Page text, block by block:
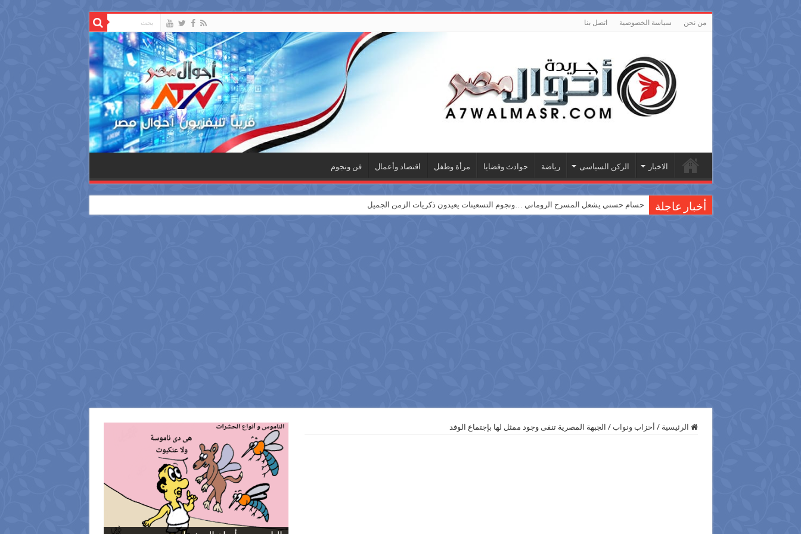
من نحن سياسة الخصوصية اتصل بنا
الاخبار الركن السياسى رياضة حوادث وقضايا مرأة وطفل اقتصاد وأعمال فن ونجوم
أخبار عاجلة حسام حسني يشعل المسرح الروماني …ونجوم التسعينات يعيدون ذكريات الزمن الجميل
الرئيسية / أحزاب ونواب / الجبهة المصرية تنفى وجود ممثل لها بإجتماع الوفد